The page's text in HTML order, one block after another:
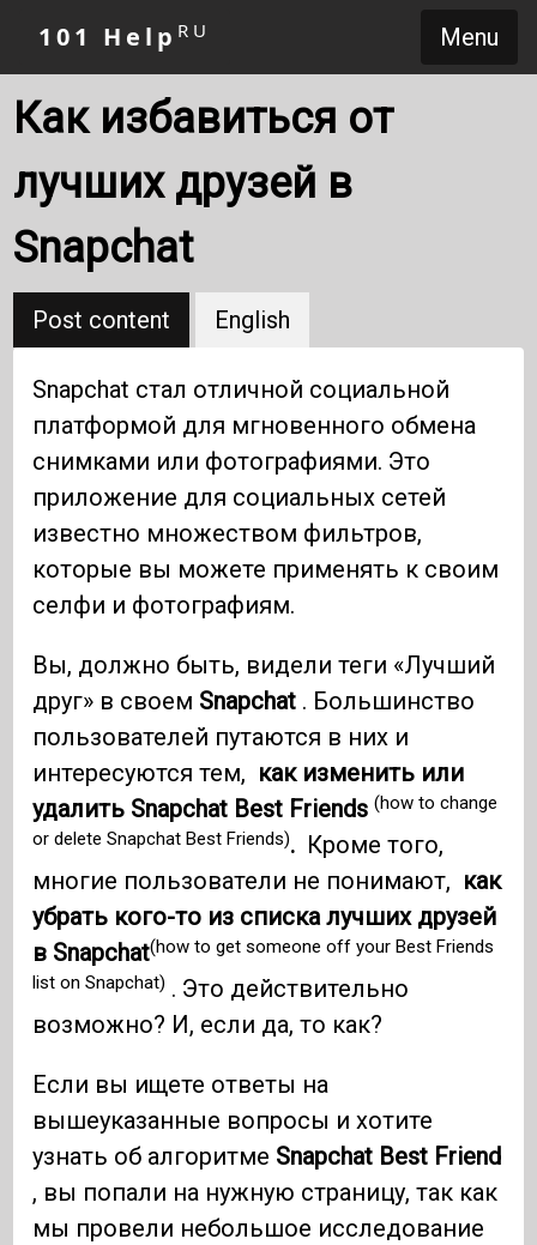
Menu
101 Help RU
Как избавиться от
лучших друзей в
Snapchat
Post content English
Snapchat стал отличной социальной
платформой для мгновенного обмена
снимками или фотографиями. Это
приложение для социальных сетей
известно множеством фильтров,
которые вы можете применять к своим
селфи и фотографиям.
Вы, должно быть, видели теги «Лучший
друг» в своем Snapchat . Большинство
пользователей путаются в них и
интересуются тем, как изменить или
удалить Snapchat Best Friends(how to change
or delete Snapchat Best Friends). Кроме того,
многие пользователи не понимают, как
убрать кого-то из списка лучших друзей
в Snapchat(how to get someone off your Best Friends
list on Snapchat) . Это действительно
возможно? И, если да, то как?
Если вы ищете ответы на
вышеуказанные вопросы и хотите
узнать об алгоритме Snapchat Best Friend
, вы попали на нужную страницу, так как
мы провели небольшое исследование